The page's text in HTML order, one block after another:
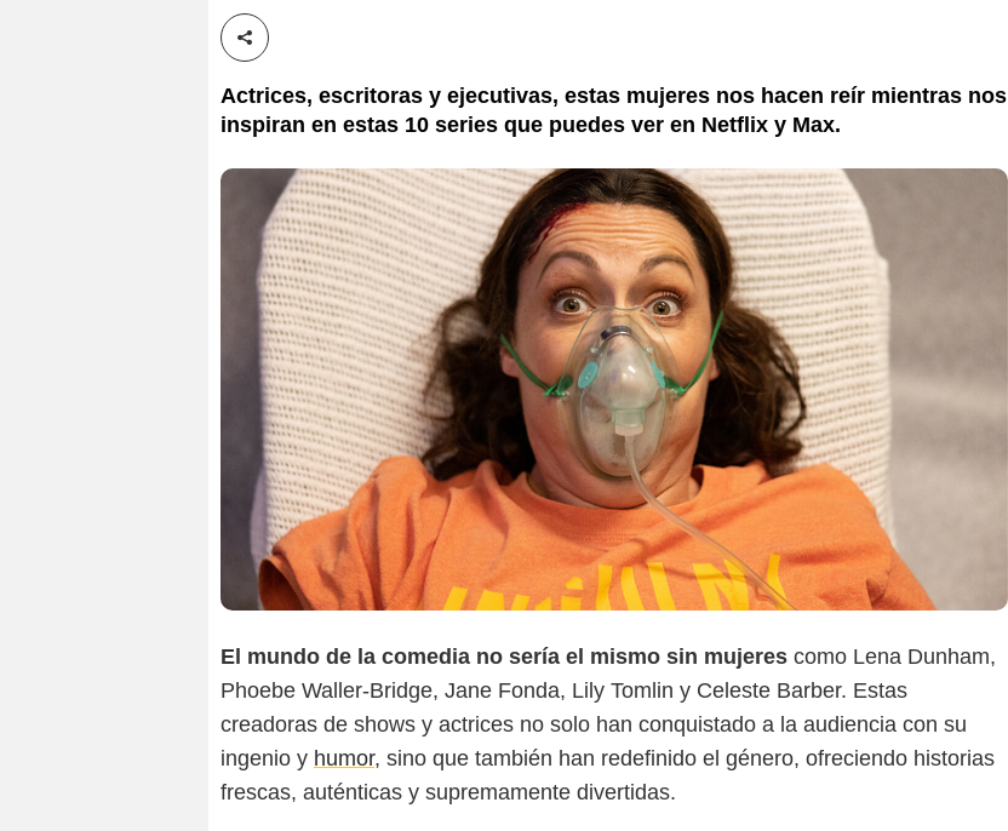
Compartir esta noticia
Actrices, escritoras y ejecutivas, estas mujeres nos hacen reír mientras nos
inspiran en estas 10 series que puedes ver en Netflix y Max.
El mundo de la comedia no sería el mismo sin mujeres como Lena Dunham,
Phoebe Waller-Bridge, Jane Fonda, Lily Tomlin y Celeste Barber. Estas
creadoras de shows y actrices no solo han conquistado a la audiencia con su
ingenio y humor, sino que también han redefinido el género, ofreciendo historias
frescas, auténticas y supremamente divertidas.